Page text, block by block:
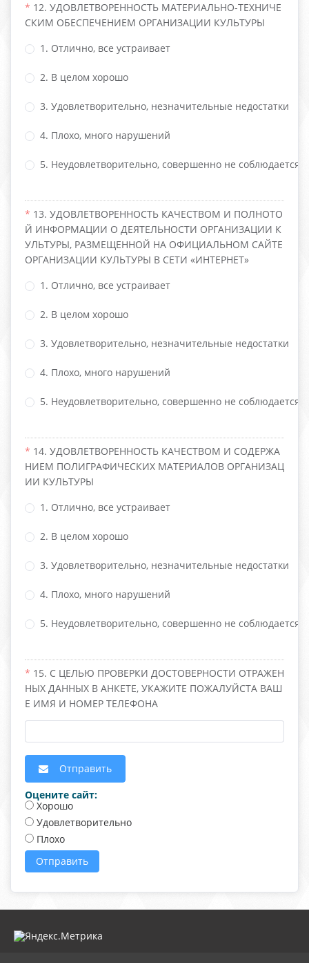
12. УДОВЛЕТВОРЕННОСТЬ МАТЕРИАЛЬНО-ТЕХНИЧЕ
СКИМ ОБЕСПЕЧЕНИЕМ ОРГАНИЗАЦИИ КУЛЬТУРЫ
1. Отлично, все устраивает
2. В целом хорошо
3. Удовлетворительно, незначительные недостатки
4. Плохо, много нарушений
5. Неудовлетворительно, совершенно не соблюдается
13. УДОВЛЕТВОРЕННОСТЬ КАЧЕСТВОМ И ПОЛНОТО
Й ИНФОРМАЦИИ О ДЕЯТЕЛЬНОСТИ ОРГАНИЗАЦИИ К
УЛЬТУРЫ, РАЗМЕЩЕННОЙ НА ОФИЦИАЛЬНОМ САЙТЕ
ОРГАНИЗАЦИИ КУЛЬТУРЫ В СЕТИ «ИНТЕРНЕТ»
1. Отлично, все устраивает
2. В целом хорошо
3. Удовлетворительно, незначительные недостатки
4. Плохо, много нарушений
5. Неудовлетворительно, совершенно не соблюдается
14. УДОВЛЕТВОРЕННОСТЬ КАЧЕСТВОМ И СОДЕРЖА
НИЕМ ПОЛИГРАФИЧЕСКИХ МАТЕРИАЛОВ ОРГАНИЗАЦ
ИИ КУЛЬТУРЫ
1. Отлично, все устраивает
2. В целом хорошо
3. Удовлетворительно, незначительные недостатки
4. Плохо, много нарушений
5. Неудовлетворительно, совершенно не соблюдается
15. С ЦЕЛЬЮ ПРОВЕРКИ ДОСТОВЕРНОСТИ ОТРАЖЕН
НЫХ ДАННЫХ В АНКЕТЕ, УКАЖИТЕ ПОЖАЛУЙСТА ВАШ
Е ИМЯ И НОМЕР ТЕЛЕФОНА
Отправить
Оцените сайт:
Хорошо
Удовлетворительно
Плохо
Отправить